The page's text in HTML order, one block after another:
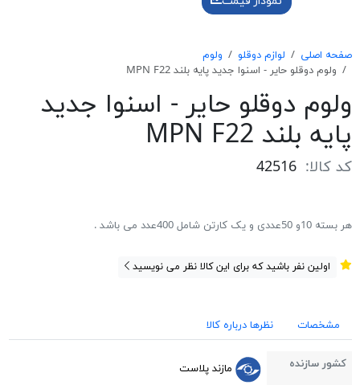
صفحه اصلی لوازم دوقلو
ولوم
ولوم دوقلو حایر - اسنوا جدید پایه بلند MPN F22
ولوم دوقلو حایر - اسنوا جدید
پایه بلند MPN F22
کد کالا: 42516
هر بسته 10و 50عددی و یک کارتن شامل 400عدد می باشد .
اولین نفر باشید که برای این کالا نظر می نویسید
مشخصات نظرها درباره کالا
کشور سازنده مازند پلاست